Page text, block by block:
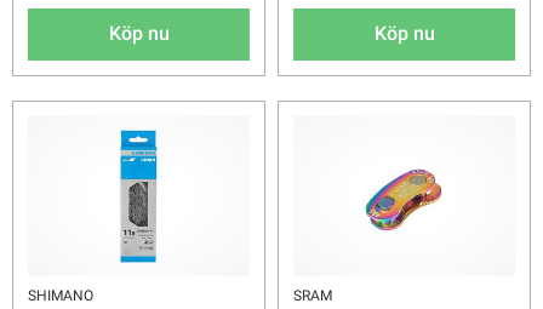
Köp nu Köp nu
SHIMANO SRAM